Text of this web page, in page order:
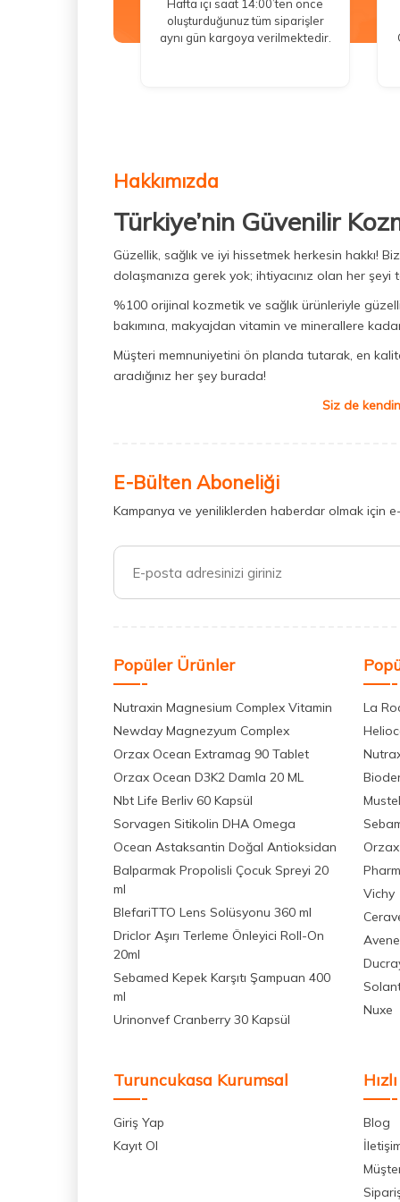
Garnier Makyaj Temizleme Ürünleri
Bioderma Sebium Ürünleri
Vichy Liftactiv Ürünleri (11)
Kadın Roll-On(12)
La Roche Posay Effaclar Ürünleri
Phyto Phytocolor Saç Boyaları
(14)
Nuxe Huile Prodigieuse Ürünleri
Nuxe Vücut Bakım Serisi(7)
Mustela Bebek Ürünleri Serisi(6)
La Roche Posay Cicaplast Ürünleri
Hediye Ürününü Seç (6)
Vichy Güneş Ürünleri (7)
Sebamed Vücut Bakım Ürünleri(7)
Vichy Mineral 89(7)
Avene Cleanance Ürünleri
Vichy Vücut Bakım
Erkek Saç Bakım Ürünleri
Sitikolin(8)
Bioderma Cicabio
Sebamed Şampuanları
Hafta içi saat 14:00’ten önce
oluşturduğunuz tüm siparişler
aynı gün kargoya verilmektedir.
Hakkımızda
Türkiye’nin Güvenilir
Güzellik, sağlık ve iyi hissetmek herkesin hakkı!
dolaşmanıza gerek yok; ihtiyacınız olan her şeyi
%100 orijinal kozmetik ve sağlık ürünleriyle
bakımına, makyajdan vitamin ve minerallere
Müşteri memnuniyetini ön planda tutarak, en
aradığınız her şey burada!
Siz de
E-Bülten Aboneliği
Kampanya ve yeniliklerden haberdar olmak için
Popüler Ürünler
Nutraxin Magnesium Complex Vitamin
Newday Magnezyum Complex
Orzax Ocean Extramag 90 Tablet
Orzax Ocean D3K2 Damla 20 ML
Nbt Life Berliv 60 Kapsül
Sorvagen Sitikolin DHA Omega
Ocean Astaksantin Doğal Antioksidan
Balparmak Propolisli Çocuk Spreyi 20
ml
BlefariTTO Lens Solüsyonu 360 ml
Driclor Aşırı Terleme Önleyici Roll-On
20ml
Sebamed Kepek Karşıtı Şampuan 400
ml
Urinonvef Cranberry 30 Kapsül
La
Orzax
Vichy
Avene
Nuxe
Turuncukasa Kurumsal
Giriş Yap
Kayıt Ol
Blog